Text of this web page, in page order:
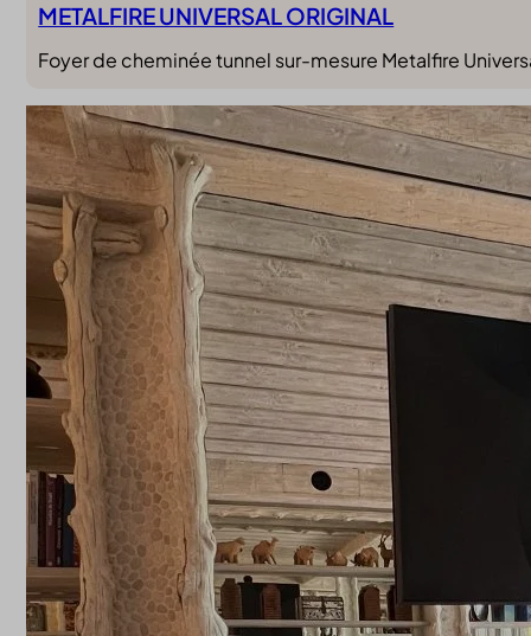
METALFIRE UNIVERSAL ORIGINAL
Foyer de cheminée tunnel sur-mesure Metalfire